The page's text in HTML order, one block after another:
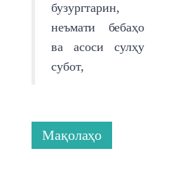
бузургтарин,
неъмати бебаҳо
ва асоси сулҳу
субот,
Мақолаҳо